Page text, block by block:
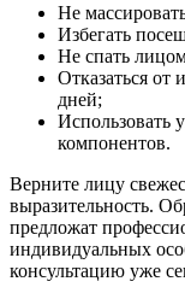
Не
Избегать
Не спать
Отказаться от
дней;
Использовать
компонентов.
Верните лицу
выразительность.
предложат
индивидуальных
консультацию уже